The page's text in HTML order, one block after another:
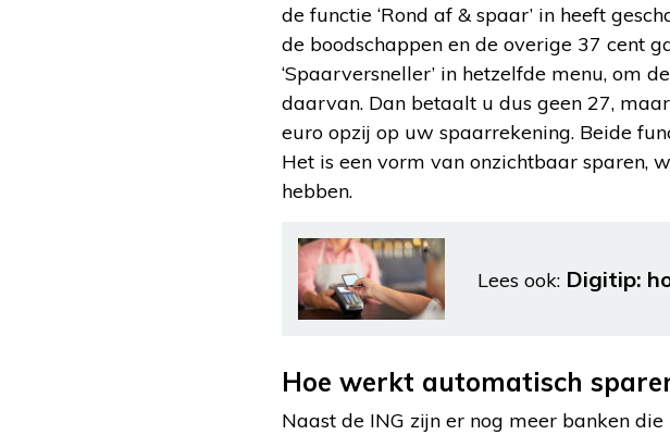
de functie ‘Rond af & spaar’ in heeft
de boodschappen en de overige 37 cent
‘Spaarversneller’ in hetzelfde menu, om
daarvan. Dan betaalt u dus geen 27,
euro opzij op uw spaarrekening. Beide
Het is een vorm van onzichtbaar sparen,
hebben.
Lees ook: Digitip:
Hoe werkt automatisch
Naast de ING zijn er nog meer banken